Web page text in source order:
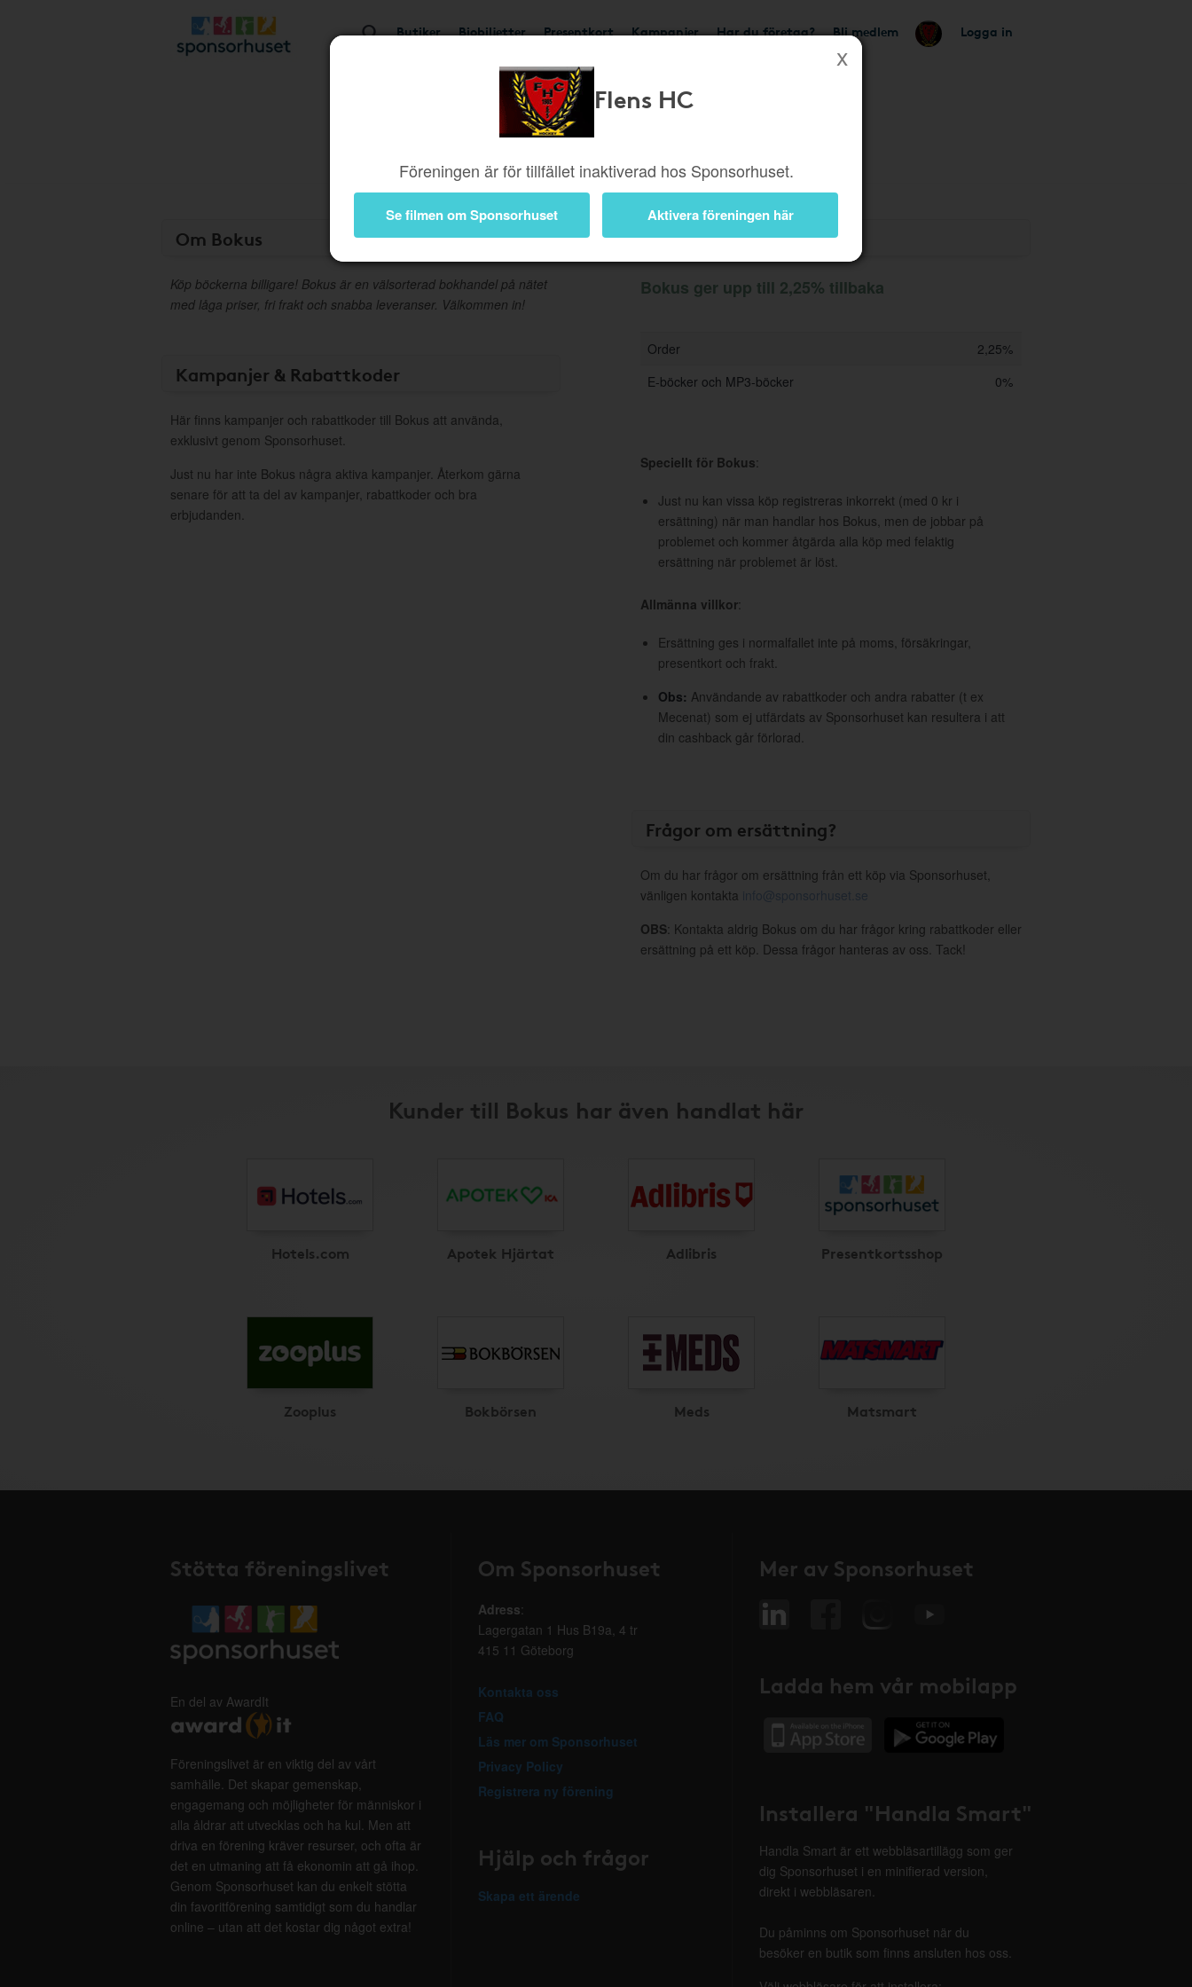
Butiker Biobiljetter Presentkort Kampanjer Har du företag? Bli medlem Logga in
Flens HC
Föreningen är för tillfället inaktiverad hos Sponsorhuset.
Se filmen om Sponsorhuset Aktivera föreningen här
Ger upp till 2,25%
Om Bokus
Köp böckerna billigare! Bokus är en välsorterad bokhandel på nätet
med låga priser, fri frakt och snabba leveranser. Välkommen in!
Kampanjer & Rabattkoder
Här finns kampanjer och rabattkoder till Bokus att använda,
exklusivt genom Sponsorhuset.
Just nu har inte Bokus några aktiva kampanjer. Återkom gärna
senare för att ta del av kampanjer, rabattkoder och bra
erbjudanden.
Information
Bokus ger upp till 2,25% tillbaka
Order
2,25%
E-böcker och MP3-böcker
0%
Speciellt för Bokus:
Just nu kan vissa köp registreras inkorrekt (med 0 kr i
ersättning) när man handlar hos Bokus, men de jobbar på
problemet och kommer åtgärda alla köp med felaktig
ersättning när problemet är löst.
Allmänna villkor:
Ersättning ges i normalfallet inte på moms, försäkringar,
presentkort och frakt.
Obs: Användande av rabattkoder och andra rabatter (t ex
Mecenat) som ej utfärdats av Sponsorhuset kan resultera i att
din cashback går förlorad.
Frågor om ersättning?
Om du har frågor om ersättning från ett köp via Sponsorhuset,
vänligen kontakta info@sponsorhuset.se
OBS: Kontakta aldrig Bokus om du har frågor kring rabattkoder eller
ersättning på ett köp. Dessa frågor hanteras av oss. Tack!
Kunder till Bokus har även handlat här
Hotels.com Apotek Hjärtat Adlibris Presentkortsshop
Zooplus Bokbörsen Meds Matsmart
Stötta föreningslivet
En del av AwardIt
Föreningslivet är en viktig del av vårt
samhälle. Det skapar gemenskap,
engagemang och möjligheter för människor i
alla åldrar att utvecklas och ha kul. Men att
driva en förening kräver resurser, och ofta är
det en utmaning att få ekonomin att gå ihop.
Genom Sponsorhuset kan du enkelt stötta
din favoritförening samtidigt som du handlar
online – utan att det kostar dig något extra!
Om Sponsorhuset
Adress:
Lagergatan 1 Hus B19a, 4 tr
415 11 Göteborg
Kontakta oss
FAQ
Läs mer om Sponsorhuset
Privacy Policy
Registrera ny förening
Hjälp och frågor
Skapa ett ärende
Mer av Sponsorhuset
Ladda hem vår mobilapp
Installera "Handla Smart"
Handla Smart är ett webbläsartillägg som ger
dig Sponsorhuset i en minifierad version,
direkt i webbläsaren.
Du påminns om Sponsorhuset när du
besöker en butik som finns ansluten hos oss.